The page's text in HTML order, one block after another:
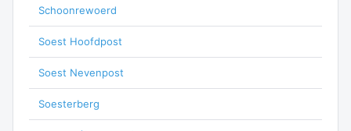
Schoonrewoerd
Soest Hoofdpost
Soest Nevenpost
Soesterberg